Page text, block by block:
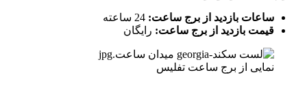
ساعات بازدید از برج ساعت:
قیمت بازدید از برج ساعت: رایگان
نمایی از برج ساعت تفلیس